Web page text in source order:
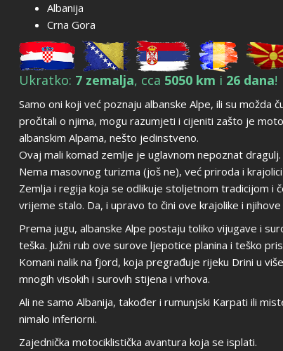
Albanija
Crna Gora
Ukratko: 7 zemalja, cca 5050 km i 26 dana!
Samo oni koji već poznaju albanske Alpe, ili su možda
pročitali o njima, mogu razumjeti i cijeniti zašto je
albanskim Alpama, nešto jedinstveno.
Ovaj mali komad zemlje je uglavnom nepoznat dragulj.
Nema masovnog turizma (još ne), već priroda i
Zemlja i regija koja se odlikuje stoljetnom tradicijom i
vrijeme stalo. Da, i upravo to čini ove krajolike i
Prema jugu, albanske Alpe postaju toliko vijugave i
teška. Južni rub ove surove ljepotice planina i teško
Komani nalik na fjord, koja pregrađuje rijeku Drini u
mnogih visokih i surovih stijena i vrhova.
Ali ne samo Albanija, također i rumunjski Karpati ili
nimalo inferiorni.
Zajednička motociklistička avantura koja se isplati.